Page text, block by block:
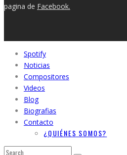
pagina de Facebook.
Spotify
Noticias
Compositores
Videos
Blog
Biografias
Contacto
¿QUIÉNES SOMOS?